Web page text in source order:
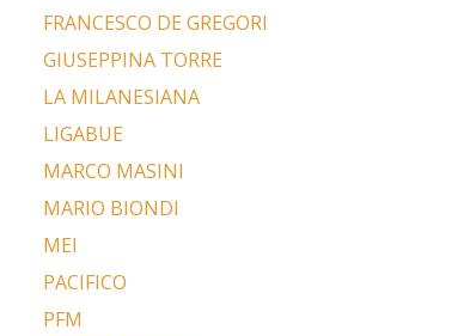
FRANCESCO DE GREGORI
GIUSEPPINA TORRE
LA MILANESIANA
LIGABUE
MARCO MASINI
MARIO BIONDI
MEI
PACIFICO
PFM